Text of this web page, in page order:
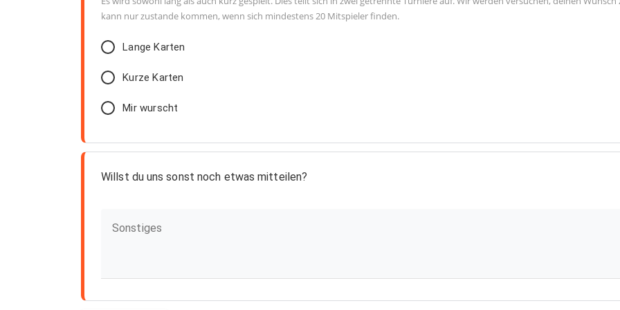
kann nur zustande kommen, wenn sich mindestens 20 Mitspieler finden.
Lange Karten
Kurze Karten
Mir wurscht
Willst du uns sonst noch etwas mitteilen?